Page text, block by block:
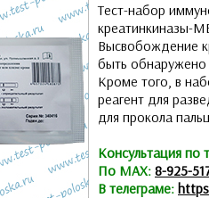
Тест-набор
креатинкиназы-
Высвобождение
быть обнаружено
Кроме того, в
реагент для
для прокола
Консультация по
По MAX: 8-925-
В телеграме: